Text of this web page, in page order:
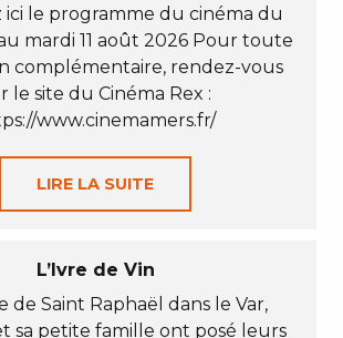
ici le programme du cinéma du
mardi 11 août 2026 Pour toute
complémentaire, rendez-vous
le site du Cinéma Rex :
www.cinemamers.fr/
LIRE LA SUITE
L’Ivre de Vin
de Saint Raphaël dans le Var,
sa petite famille ont posé leurs